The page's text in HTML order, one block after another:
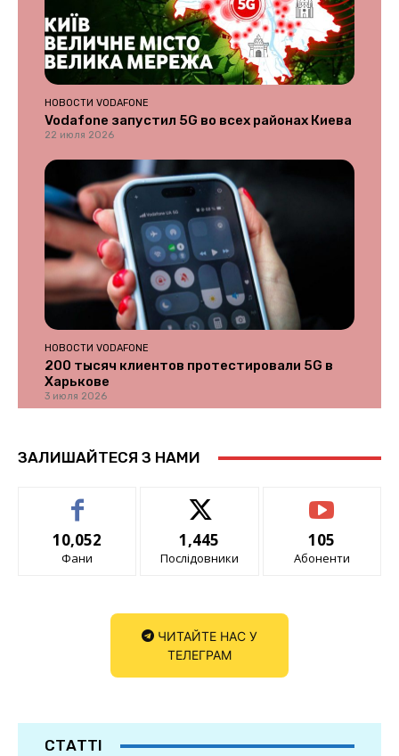
НОВОСТИ VODAFONE
Vodafone запустил 5G во всех районах Киева
22 июля 2026
НОВОСТИ VODAFONE
200 тысяч клиентов протестировали 5G в
Харькове
3 июля 2026
ЗАЛИШАЙТЕСЯ З НАМИ
10,052
Фани
1,445
Послідовники
105
Абоненти
ЧИТАЙТЕ НАС У
ТЕЛЕГРАМ
СТАТТІ